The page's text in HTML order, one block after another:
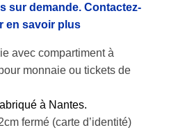
sur demande. Contactez-
en savoir plus
avec compartiment à
monnaie ou tickets de
à Nantes.
fermé (carte d’identité)